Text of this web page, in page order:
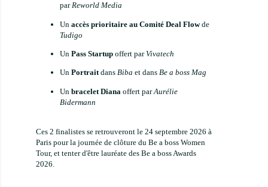
parReworld Media
Un accès prioritaire au Comité Deal Flowde
Tudigo
Un Pass Startup offert parVivatech
Un Portraitdans Biba et dans Be a boss Mag
Un bracelet Diana offert parAurélie
Bidermann
Ces 2 finalistes se retrouveront le 24 septembre 2026 à
Paris pour la journée de clôture du Be a boss Women
Tour, et tenter d'être lauréate des Be a boss Awards
2026.